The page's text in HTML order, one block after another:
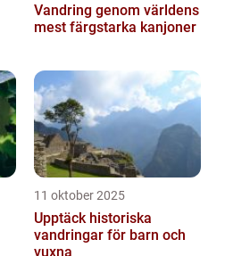
Vandring genom världens
mest färgstarka kanjoner
11 oktober 2025
Upptäck historiska
vandringar för barn och
vuxna